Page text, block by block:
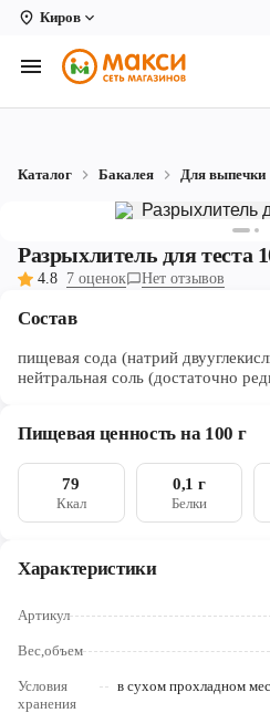
Киров
Вологда
Архангельск
Коряжма
Котлас
Новодвинск
Северодвинск
Череповец
Каталог Бакалея Для выпечки
Разрыхлитель для теста
4.8 7 оценок Нет отзывов
Состав
пищевая сода (натрий
нейтральная соль (достаточно
Пищевая ценность на 100 г
79
Ккал
0,1 г
Белки
Характеристики
Артикул
Вес,объем
Условия
хранения
в сухом прохладном